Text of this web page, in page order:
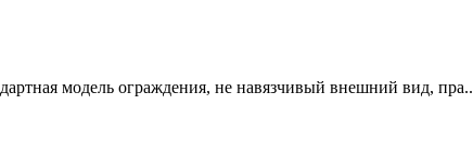
модель ограждения, не навязчивый внешний вид, пра..